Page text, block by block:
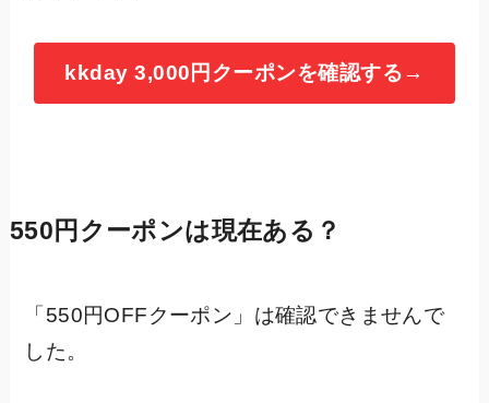
kkday 3,000円クーポンを確認する→
550円クーポンは現在ある？
「550円OFFクーポン」は確認できませんで
した。